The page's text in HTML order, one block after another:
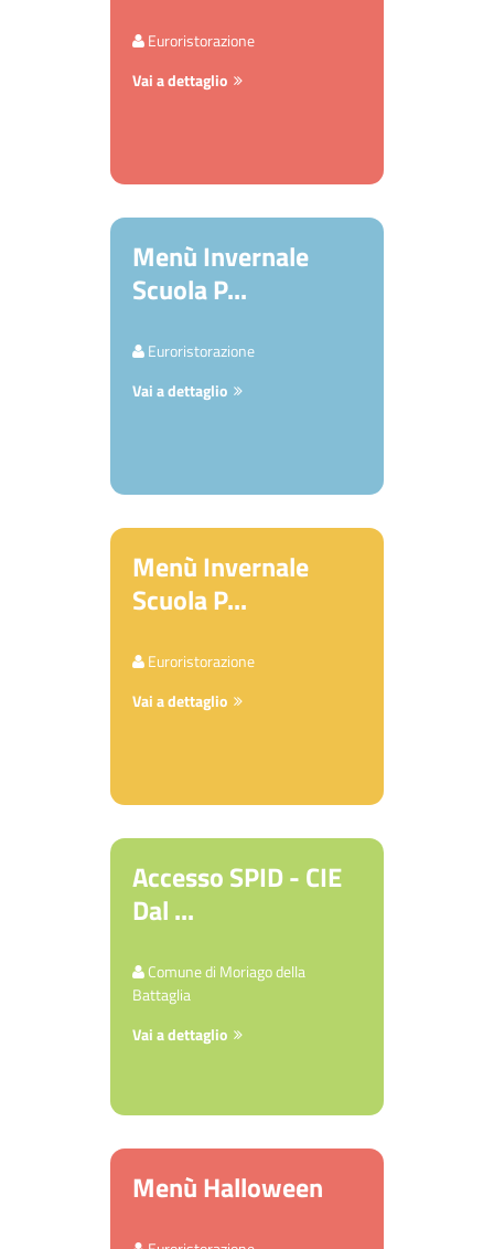
Euroristorazione
Vai a dettaglio
Menù Invernale
Scuola P...
Euroristorazione
Vai a dettaglio
Menù Invernale
Scuola P...
Euroristorazione
Vai a dettaglio
Accesso SPID - CIE
Dal ...
Comune di Moriago della
Battaglia
Vai a dettaglio
Menù Halloween